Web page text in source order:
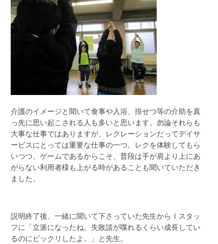
介護のイメージと聞いて食事や入浴、排せつ等の介助を真
っ先に思い起こされる人も多いと思います。勿論それらも
大事な仕事ではありますが、レクレーションだってデイサ
ービスにとっては重要な仕事の一つ。レクを体験してもら
いつつ、ゲームであるからこそ、普段は手が肩より上にあ
がらない利用者様も上がる時があることも聞いていただき
ました。
説明終了後、一緒に聞いて下さっていた先生からＩスタッ
フに「立派になったね。失敗談が喋れるくらい成長してい
るのにビックリしたよ。」と先生。